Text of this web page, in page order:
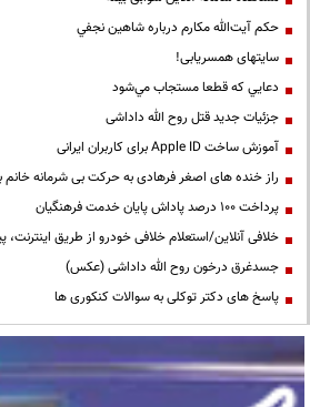
حكم آيت‌الله مكارم درباره شاهين نجفي
سایتهای همسریابی!
دعايي كه قطعا مستجاب مي‌شود
جزئیات جدید قتل روح الله داداشی
آموزش ساخت Apple ID برای کاربران ایرانی
راز خنده های اصغر فرهادی به حرکت بی شرمانه
پرداخت ۱۰۰ درصد پاداش پایان خدمت فرهنگیان
خلافی آنلاین/استعلام خلافی خودرو از طریق اینترنت،
جسدغرق درخون روح الله داداشی (عکس)
پاسخ های دکتر توکلی به سوالات کنکوری ها